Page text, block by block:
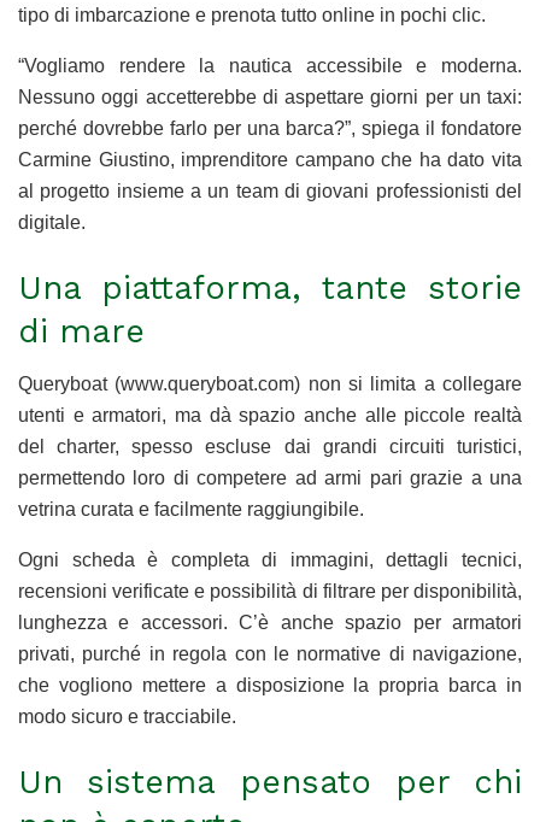
tipo di imbarcazione e prenota tutto online in pochi clic.
“Vogliamo rendere la nautica accessibile e moderna.
Nessuno oggi accetterebbe di aspettare giorni per un taxi:
perché dovrebbe farlo per una barca?”, spiega il fondatore
Carmine Giustino, imprenditore campano che ha dato vita
al progetto insieme a un team di giovani professionisti del
digitale.
Una piattaforma, tante storie
di mare
Queryboat (www.queryboat.com) non si limita a collegare
utenti e armatori, ma dà spazio anche alle piccole realtà
del charter, spesso escluse dai grandi circuiti turistici,
permettendo loro di competere ad armi pari grazie a una
vetrina curata e facilmente raggiungibile.
Ogni scheda è completa di immagini, dettagli tecnici,
recensioni verificate e possibilità di filtrare per disponibilità,
lunghezza e accessori. C’è anche spazio per armatori
privati, purché in regola con le normative di navigazione,
che vogliono mettere a disposizione la propria barca in
modo sicuro e tracciabile.
Un sistema pensato per chi